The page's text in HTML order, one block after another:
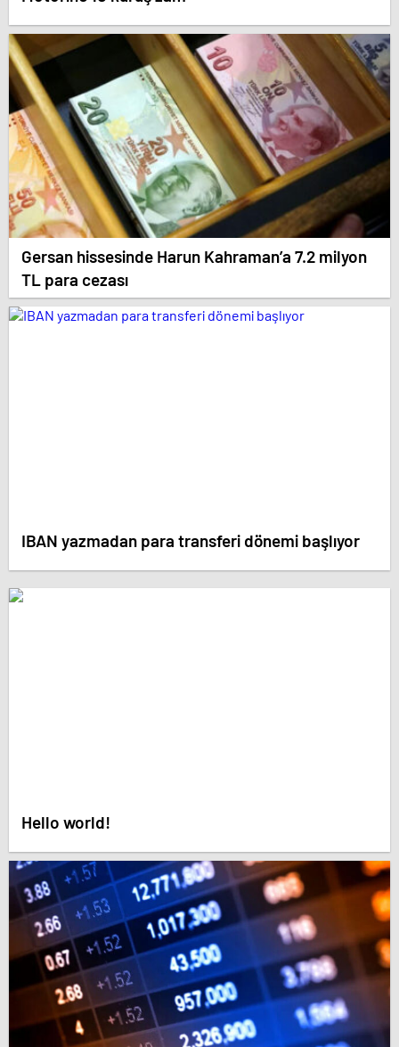
Gersan hissesinde Harun Kahraman’a 7.2 milyon
TL para cezası
IBAN yazmadan para transferi dönemi başlıyor
Hello world!